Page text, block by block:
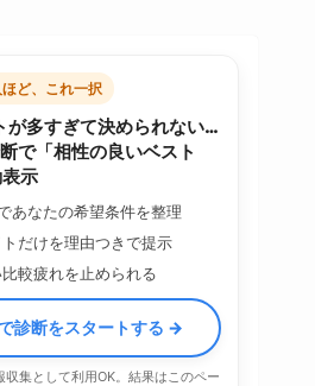
ど、これ一択
が多すぎて決められない…
で「相性の良いベスト
示
あなたの希望条件を整理
だけを理由つきで提示
較疲れを止められる
診断をスタートする →
収集として利用OK。結果はこのペー